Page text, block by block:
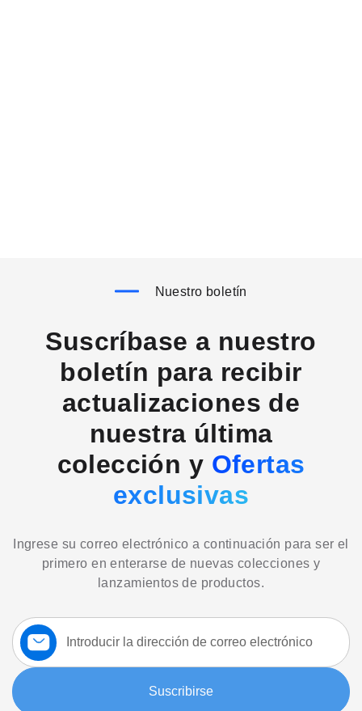
Nuestro boletín
Suscríbase a nuestro
boletín para recibir
actualizaciones de
nuestra última
colección y Ofertas
exclusivas
Ingrese su correo electrónico a continuación para ser el
primero en enterarse de nuevas colecciones y
lanzamientos de productos.
Suscríbase
a
nuestro
boletín:
Suscribirse